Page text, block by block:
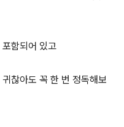
함되어 있고
찮아도 꼭 한 번 정독해보